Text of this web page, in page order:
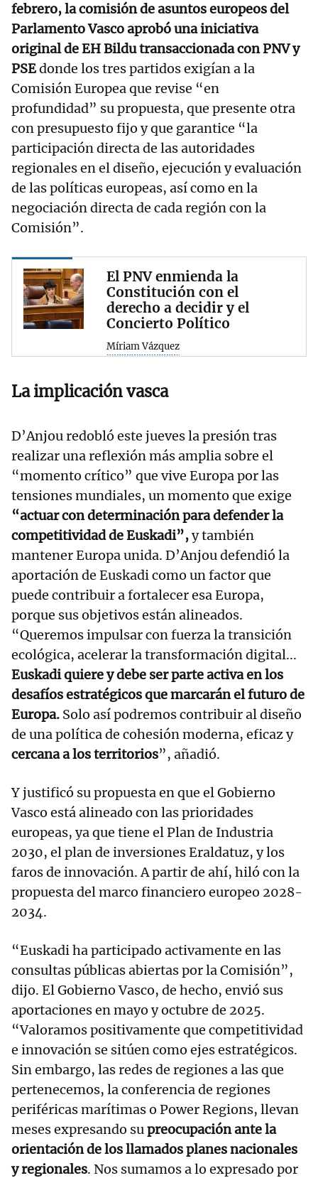
febrero, la comisión de asuntos europeos del
Parlamento Vasco aprobó una iniciativa
original de EH Bildu transaccionada con PNV y
PSEdonde los tres partidos exigían a la
Comisión Europea que revise “en
profundidad” su propuesta, que presente otra
con presupuesto fijo y que garantice “la
participación directa de las autoridades
regionales en el diseño, ejecución y evaluación
de las políticas europeas, así como en la
negociación directa de cada región con la
Comisión”.
El PNV enmienda la
Constitución con el
derecho a decidir y el
Concierto Político
Míriam Vázquez
La implicación vasca
D’Anjou redobló este jueves la presión tras
realizar una reflexión más amplia sobre el
“momento crítico” que vive Europa por las
tensiones mundiales, un momento que exige
“actuar con determinación para defender la
competitividad de Euskadi”,y también
mantener Europa unida. D’Anjou defendió la
aportación de Euskadi como un factor que
puede contribuir a fortalecer esa Europa,
porque sus objetivos están alineados.
“Queremos impulsar con fuerza la transición
ecológica, acelerar la transformación digital...
Euskadi quiere y debe ser parte activa en los
desafíos estratégicos que marcarán el futuro de
Europa. Solo así podremos contribuir al diseño
de una política de cohesión moderna, eficaz y
cercana a los territorios”, añadió.
Y justificó su propuesta en que el Gobierno
Vasco está alineado con las prioridades
europeas, ya que tiene el Plan de Industria
2030, el plan de inversiones Eraldatuz, y los
faros de innovación. A partir de ahí, hiló con la
propuesta del marco financiero europeo 2028-
2034.
“Euskadi ha participado activamente en las
consultas públicas abiertas por la Comisión”,
dijo. El Gobierno Vasco, de hecho, envió sus
aportaciones en mayo y octubre de 2025.
“Valoramos positivamente que competitividad
e innovación se sitúen como ejes estratégicos.
Sin embargo, las redes de regiones a las que
pertenecemos, la conferencia de regiones
periféricas marítimas o Power Regions, llevan
meses expresando supreocupación ante la
orientación de los llamados planes nacionales
y regionales. Nos sumamos a lo expresado por